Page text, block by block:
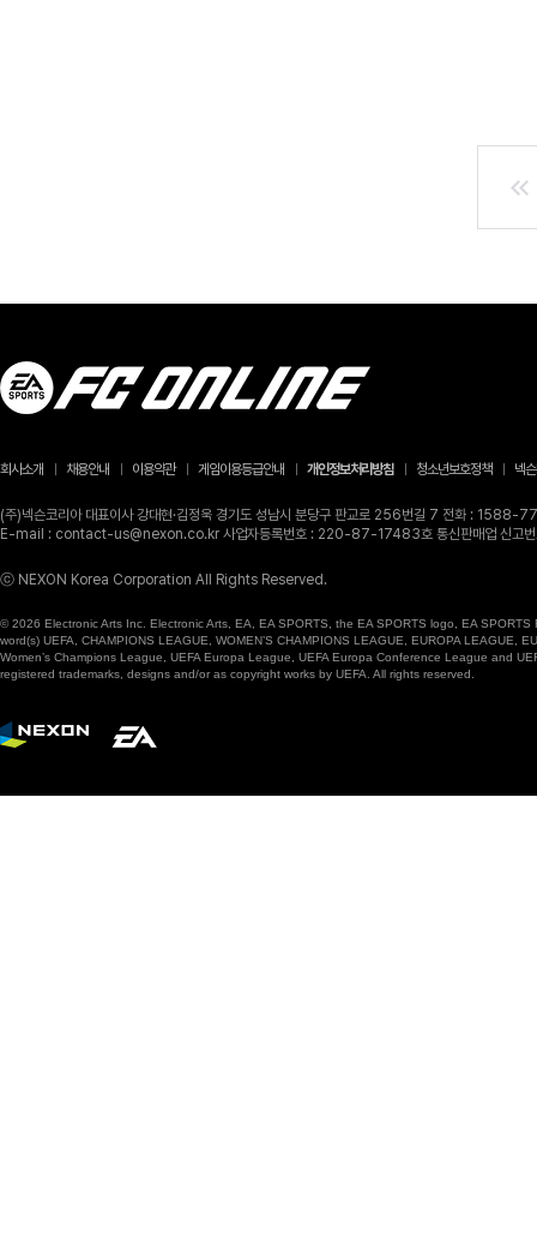
회사소개 채용안내 이용약관 게임이용등급안내 개인정보처리방침 청소년보호정책 넥
(주)넥슨코리아 대표이사 강대현·김정욱 경기도 성남시 분당구 판교로 256번길 7 전화 :
E-mail : contact-us@nexon.co.kr 사업자등록번호 : 220-87-17483호 통신판매업 신고
ⓒ NEXON Korea Corporation All Rights Reserved.
© 2026 Electronic Arts Inc. Electronic Arts, EA, EA SPORTS, the EA SPORTS logo, EA
word(s) UEFA, CHAMPIONS LEAGUE, WOMEN’S CHAMPIONS LEAGUE, EUROPA LEAGUE,
Women’s Champions League, UEFA Europa League, UEFA Europa Conference League and
registered trademarks, designs and/or as copyright works by UEFA. All rights reserved.